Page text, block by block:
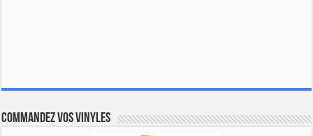
Commandez vos vinyles